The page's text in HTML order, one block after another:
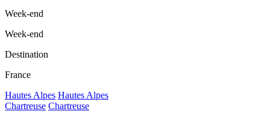
Week-end
Week-end
Destination
France
Hautes Alpes Hautes Alpes
Chartreuse Chartreuse